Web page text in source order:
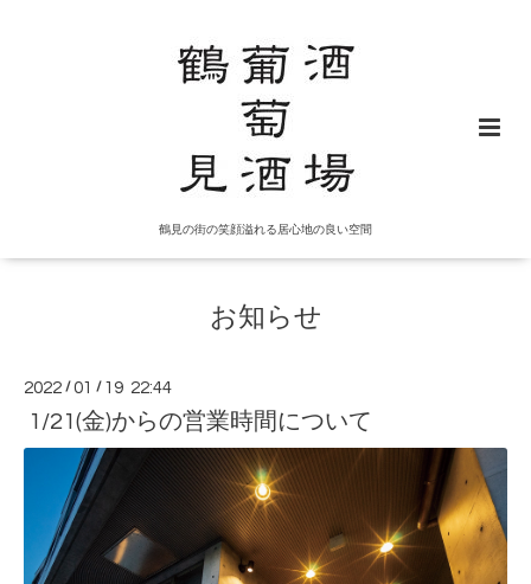
鶴見の街の笑顔溢れる居心地の良い空間
お知らせ
2022 /01 / 19 22:44
1/21(金)からの営業時間について